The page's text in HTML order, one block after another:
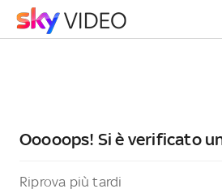
Ooooops! Si è verificato
Riprova più tardi